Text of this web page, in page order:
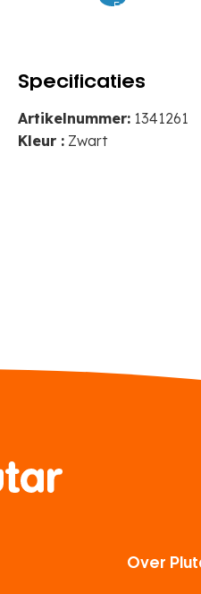
48
Excl.
Specificaties
Artikelnummer: 1341261
Kleur : Zwart
Over